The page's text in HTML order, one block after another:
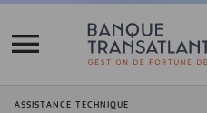
Vous êtes ici:
ASSISTANCE TECHNIQUE